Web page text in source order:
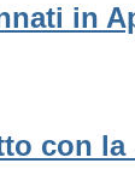
in
con la